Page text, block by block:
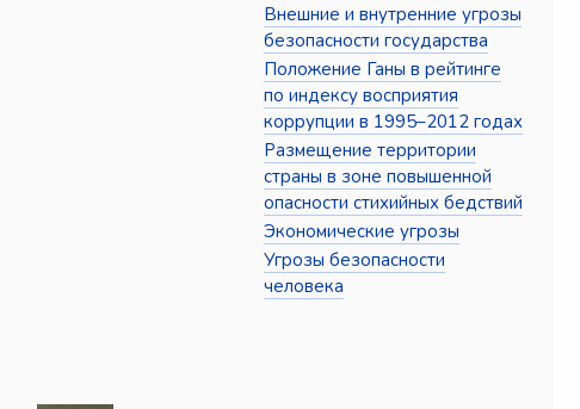
Внешние и внутренние угрозы
безопасности государства
Положение Ганы в рейтинге
по индексу восприятия
коррупции в 1995–2012 годах
Размещение территории
страны в зоне повышенной
опасности стихийных бедствий
Экономические угрозы
Угрозы безопасности
человека